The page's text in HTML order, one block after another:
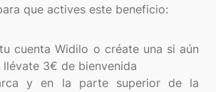
que actives este beneficio:
cuenta Widilo o créate una si aún
llévate 3€ de bienvenida
y en la parte superior de la